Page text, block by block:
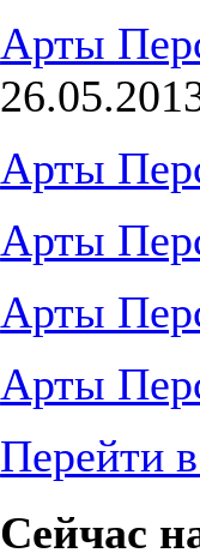
Арты
Арты
Арты
Арты
Арты
Перейти
Сейчас